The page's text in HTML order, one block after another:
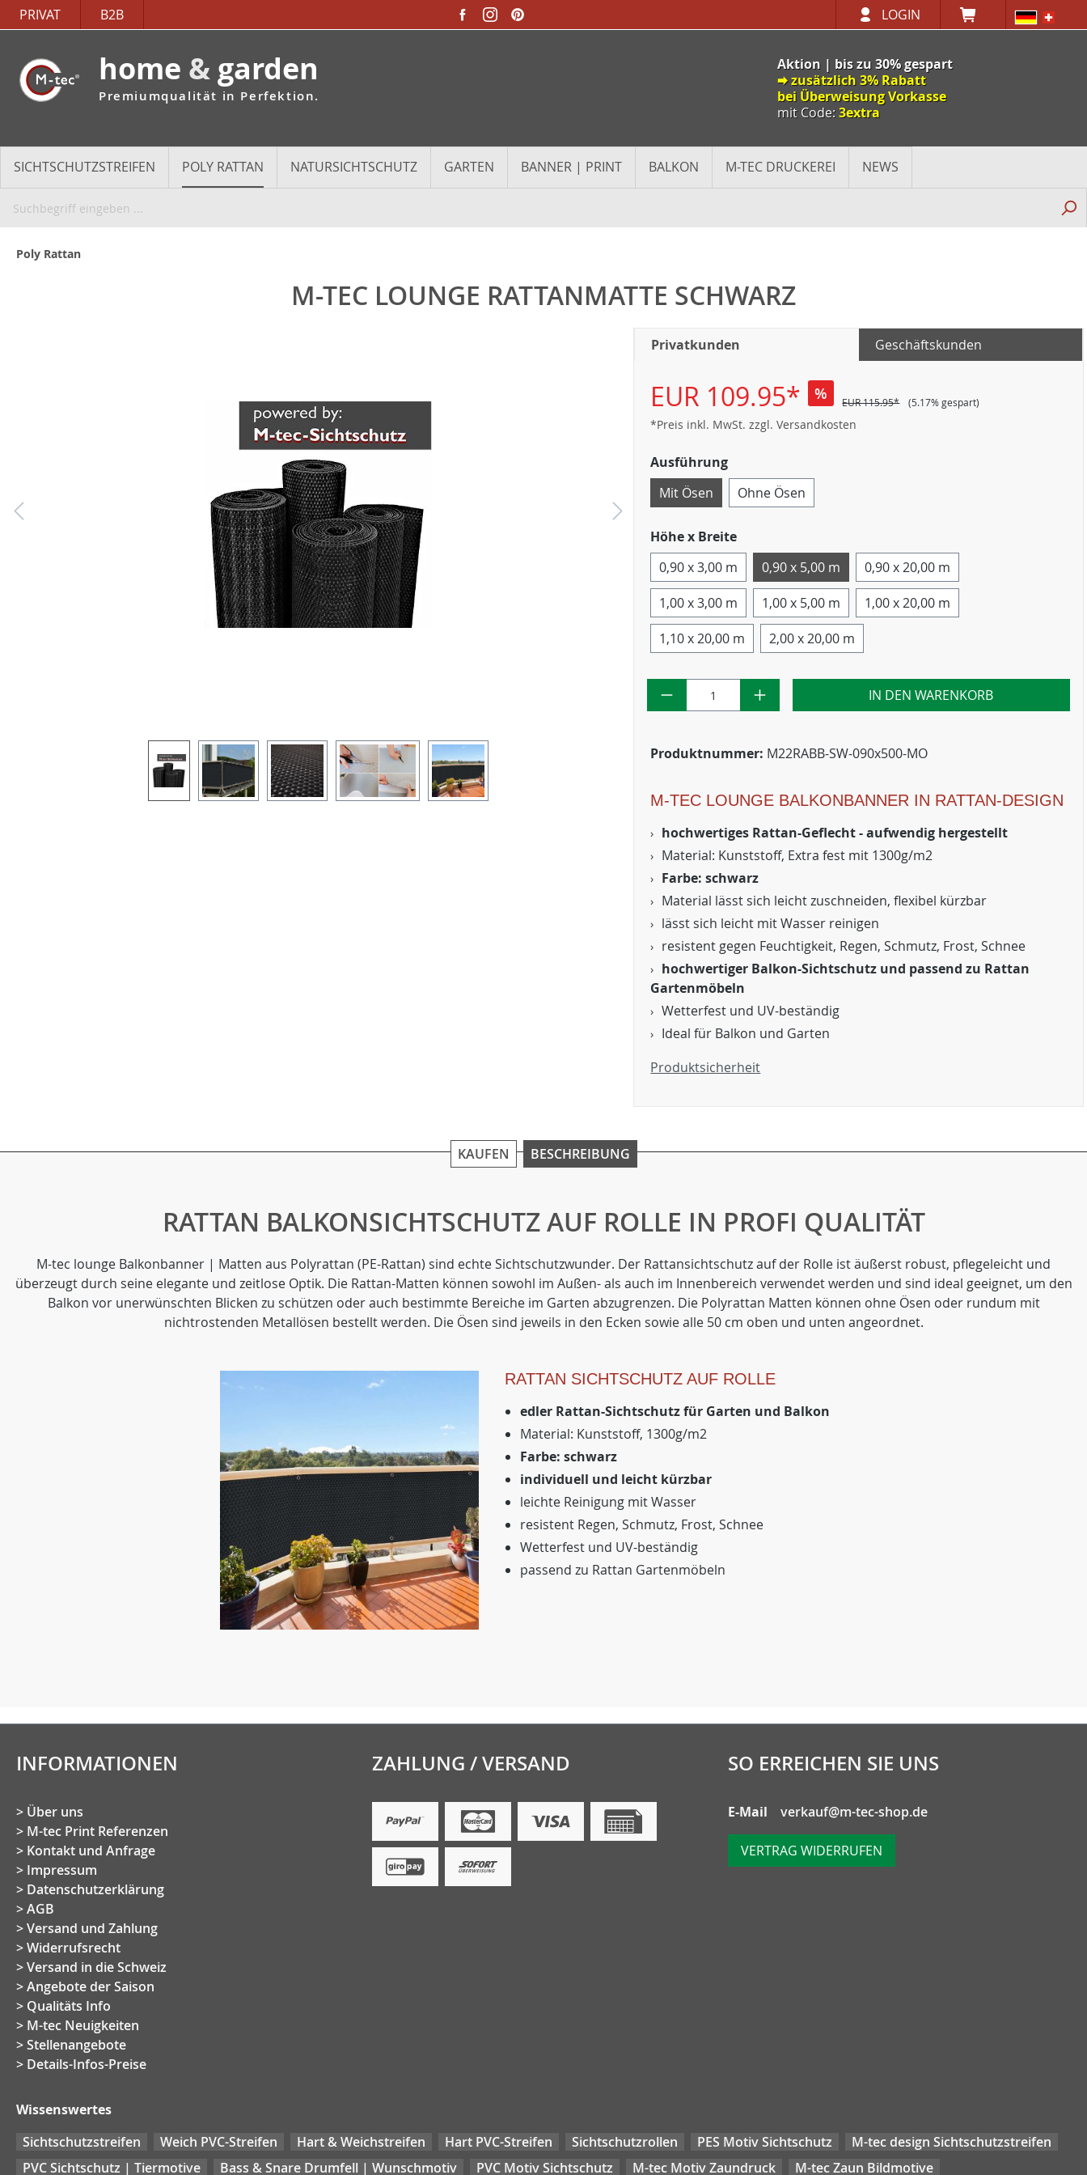
PRIVAT B2B LOGIN
home & garden
Premiumqualität in Perfektion.
Aktion | bis zu 30% gespart
🠮 zusätzlich 3% Rabatt
bei Überweisung Vorkasse
mit Code:3extra
SICHTSCHUTZSTREIFEN POLY RATTAN NATURSICHTSCHUTZ GARTEN BANNER | PRINT BALKON M-TEC DRUCKEREI NEWS
Poly Rattan
M-TEC LOUNGE RATTANMATTE SCHWARZ
Privatkunden Geschäftskunden
EUR 109.95* % EUR 115.95* (5.17% gespart)
*Preis inkl. MwSt. zzgl. Versandkosten
Ausführung
Mit Ösen
Ohne Ösen
Höhe x Breite
0,90 x 3,00 m
0,90 x 5,00 m
0,90 x 20,00 m
1,00 x 3,00 m
1,00 x 5,00 m
1,00 x 20,00 m
1,10 x 20,00 m
2,00 x 20,00 m
IN DEN WARENKORB
Produktnummer: M22RABB-SW-090x500-MO
M-TEC LOUNGE BALKONBANNER IN RATTAN-DESIGN
hochwertiges Rattan-Geflecht - aufwendig hergestellt
Material: Kunststoff, Extra fest mit 1300g/m2
Farbe: schwarz
Material lässt sich leicht zuschneiden, flexibel kürzbar
lässt sich leicht mit Wasser reinigen
resistent gegen Feuchtigkeit, Regen, Schmutz, Frost, Schnee
hochwertiger Balkon-Sichtschutz und passend zu Rattan
Gartenmöbeln
Wetterfest und UV-beständig
Ideal für Balkon und Garten
Produktsicherheit
KAUFEN BESCHREIBUNG
RATTAN BALKONSICHTSCHUTZ AUF ROLLE IN PROFI QUALITÄT
M-tec lounge Balkonbanner | Matten aus Polyrattan (PE-Rattan) sind echte Sichtschutzwunder. Der Rattansichtschutz auf der Rolle ist äußerst robust, pflegeleicht und
überzeugt durch seine elegante und zeitlose Optik. Die Rattan-Matten können sowohl im Außen- als auch im Innenbereich verwendet werden und sind ideal geeignet, um den
Balkon vor unerwünschten Blicken zu schützen oder auch bestimmte Bereiche im Garten abzugrenzen. Die Polyrattan Matten können ohne Ösen oder rundum mit
nichtrostenden Metallösen bestellt werden. Die Ösen sind jeweils in den Ecken sowie alle 50 cm oben und unten angeordnet.
RATTAN SICHTSCHUTZ AUF ROLLE
edler Rattan-Sichtschutz für Garten und Balkon
Material: Kunststoff, 1300g/m2
Farbe: schwarz
individuell und leicht kürzbar
leichte Reinigung mit Wasser
resistent Regen, Schmutz, Frost, Schnee
Wetterfest und UV-beständig
passend zu Rattan Gartenmöbeln
INFORMATIONEN
Über uns
M-tec Print Referenzen
Kontakt und Anfrage
Impressum
Datenschutzerklärung
AGB
Versand und Zahlung
Widerrufsrecht
Versand in die Schweiz
Angebote der Saison
Qualitäts Info
M-tec Neuigkeiten
Stellenangebote
Details-Infos-Preise
ZAHLUNG / VERSAND SO ERREICHEN SIE UNS
E-Mail verkauf@m-tec-shop.de
VERTRAG WIDERRUFEN
Wissenswertes
Sichtschutzstreifen
Weich PVC-Streifen Hart & Weichstreifen Hart PVC-Streifen Sichtschutzrollen PES Motiv Sichtschutz
M-tec design Sichtschutzstreifen
PVC Sichtschutz | Tiermotive
Bass & Snare Drumfell | Wunschmotiv PVC Motiv Sichtschutz M-tec Motiv Zaundruck M-tec Zaun Bildmotive